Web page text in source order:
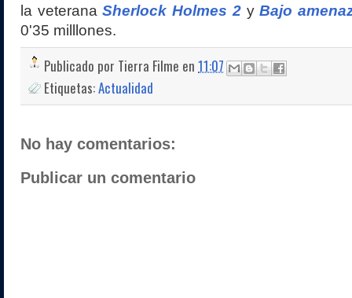
la veteranaSherlock Holmes 2yBajo
0'35 milllones.
Publicado por Tierra Filme en 11:07
Etiquetas:Actualidad
No hay comentarios:
Publicar un comentario